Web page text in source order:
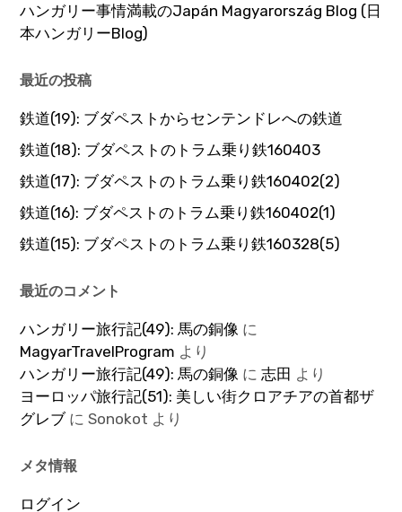
ハンガリー事情満載のJapán Magyarország Blog (日
本ハンガリーBlog)
最近の投稿
鉄道(19): ブダペストからセンテンドレへの鉄道
鉄道(18): ブダペストのトラム乗り鉄160403
鉄道(17): ブダペストのトラム乗り鉄160402(2)
鉄道(16): ブダペストのトラム乗り鉄160402(1)
鉄道(15): ブダペストのトラム乗り鉄160328(5)
最近のコメント
ハンガリー旅行記(49): 馬の銅像 に
MagyarTravelProgram より
ハンガリー旅行記(49): 馬の銅像 に志田 より
ヨーロッパ旅行記(51): 美しい街クロアチアの首都ザ
グレブにSonokot より
メタ情報
ログイン